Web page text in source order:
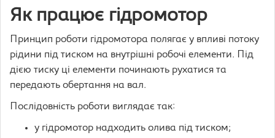
Як працює гідромотор
Принцип роботи гідромотора полягає у впливі потоку
рідини під тиском на внутрішні робочі елементи. Під
дією тиску ці елементи починають рухатися та
передають обертання на вал.
Послідовність роботи виглядає так:
у гідромотор надходить олива під тиском;